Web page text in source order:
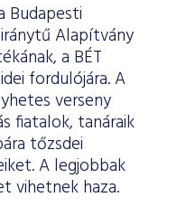
Budapesti
Alapítvány
a BÉT
fordulójára. A
verseny
fiatalok, tanáraik
tőzsdei
A legjobbak
vihetnek haza.